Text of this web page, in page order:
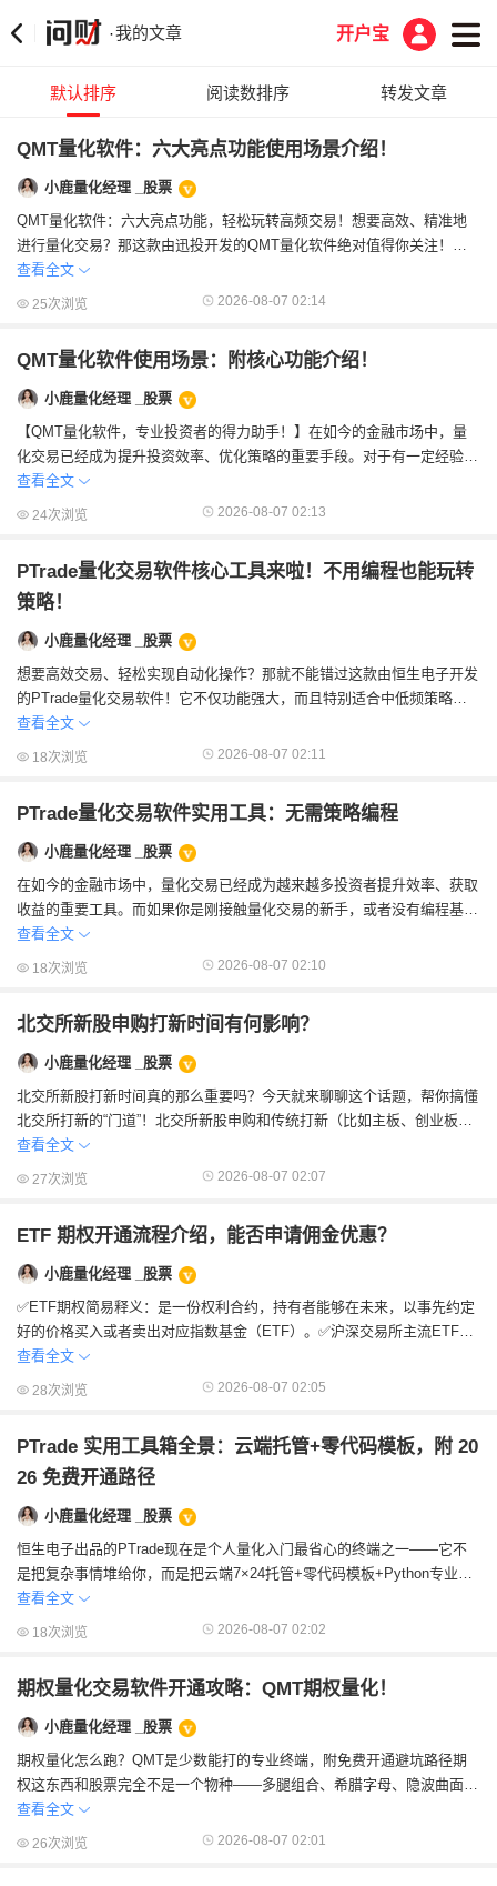
·我的文章 开户宝
默认排序 阅读数排序 转发文章
QMT量化软件：六大亮点功能使用场景介绍！
小鹿量化经理 _股票
QMT量化软件：六大亮点功能，轻松玩转高频交易！想要高效、精准地
进行量化交易？那这款由迅投开发的QMT量化软件绝对值得你关注！它
专为专业投资者打造，支持高频交易和复杂策...
查看全文
25次浏览 2026-08-07 02:14
QMT量化软件使用场景：附核心功能介绍！
小鹿量化经理 _股票
【QMT量化软件，专业投资者的得力助手！】在如今的金融市场中，量
化交易已经成为提升投资效率、优化策略的重要手段。对于有一定经验的
投资者来说，QMT量化软件无疑是一款非常...
查看全文
24次浏览 2026-08-07 02:13
PTrade量化交易软件核心工具来啦！不用编程也能玩转
策略！
小鹿量化经理 _股票
想要高效交易、轻松实现自动化操作？那就不能错过这款由恒生电子开发
的PTrade量化交易软件！它不仅功能强大，而且特别适合中低频策略和
套利交易，简直是小白投资者的&ldq...
查看全文
18次浏览 2026-08-07 02:11
PTrade量化交易软件实用工具：无需策略编程
小鹿量化经理 _股票
在如今的金融市场中，量化交易已经成为越来越多投资者提升效率、获取
收益的重要工具。而如果你是刚接触量化交易的新手，或者没有编程基
础，那一定要了解一下这款超实用的平台——P...
查看全文
18次浏览 2026-08-07 02:10
北交所新股申购打新时间有何影响？
小鹿量化经理 _股票
北交所新股打新时间真的那么重要吗？今天就来聊聊这个话题，帮你搞懂
北交所打新的“门道”！北交所新股申购和传统打新（比如主板、创业板、
科创板）可是大...
查看全文
27次浏览 2026-08-07 02:07
ETF 期权开通流程介绍，能否申请佣金优惠？
小鹿量化经理 _股票
✅ETF期权简易释义：是一份权利合约，持有者能够在未来，以事先约定
好的价格买入或者卖出对应指数基金（ETF）。✅沪深交易所主流ETF期
权品种：上证50ETF、沪深300...
查看全文
28次浏览 2026-08-07 02:05
PTrade 实用工具箱全景：云端托管+零代码模板，附 20
26 免费开通路径
小鹿量化经理 _股票
恒生电子出品的PTrade​现在是个人量化入门最省心的终端之一——它不
是把复杂事情堆给你，而是把云端7×24托管+零代码模板+Python专业版
三层都铺好了。上班族关机...
查看全文
18次浏览 2026-08-07 02:02
期权量化交易软件开通攻略：QMT期权量化！
小鹿量化经理 _股票
期权量化怎么跑？QMT是少数能打的专业终端，附免费开通避坑路径期
权这东西和股票完全不是一个物种——多腿组合、希腊字母、隐波曲面、
近月移仓，人工盯盘基本盯不住20个合约同...
查看全文
26次浏览 2026-08-07 02:01